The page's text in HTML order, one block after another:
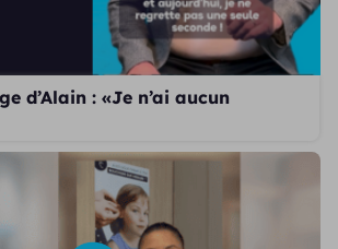
d’Alain : «Je n’ai aucun